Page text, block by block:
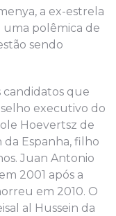
a ex-estrela
polêmica de
sendo
candidatos que
executivo do
Hoevertsz de
Espanha, filho
Juan Antonio
2001 após a
em 2010. O
al Hussein da